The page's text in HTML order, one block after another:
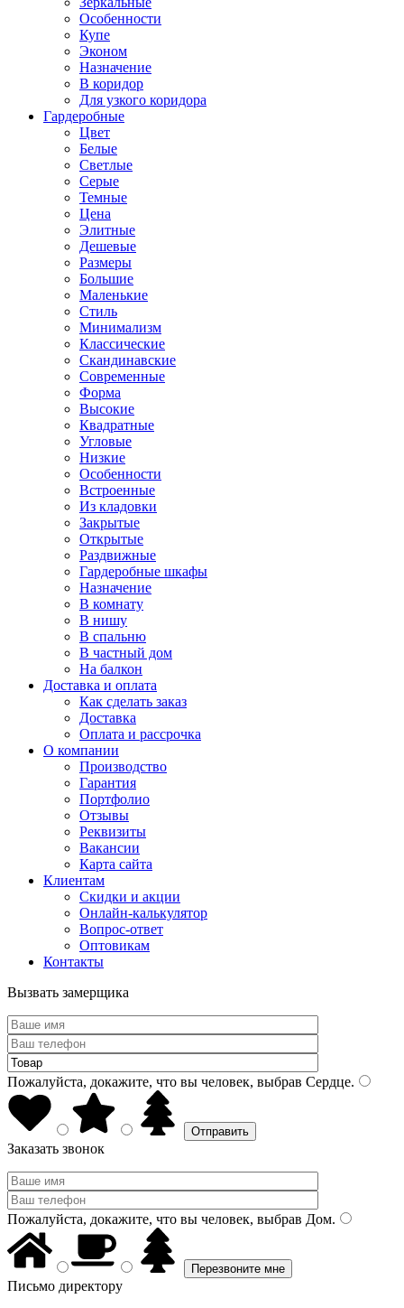
Особенности
Купе
Эконом
Назначение
В коридор
Для узкого коридора
Гардеробные
Цвет
Белые
Светлые
Серые
Темные
Цена
Элитные
Дешевые
Размеры
Большие
Маленькие
Стиль
Минимализм
Классические
Скандинавские
Современные
Форма
Высокие
Квадратные
Угловые
Низкие
Особенности
Встроенные
Из кладовки
Закрытые
Открытые
Раздвижные
Гардеробные шкафы
Назначение
В комнату
В нишу
В спальню
В частный дом
На балкон
Доставка и оплата
Как сделать заказ
Доставка
Оплата и рассрочка
О компании
Производство
Гарантия
Портфолио
Отзывы
Реквизиты
Вакансии
Карта сайта
Клиентам
Скидки и акции
Онлайн-калькулятор
Вопрос-ответ
Оптовикам
Контакты
Вызвать замерщика
Пожалуйста, докажите, что вы человек, выбрав Сердце.
Заказать звонок
Пожалуйста, докажите, что вы человек, выбрав Дом.
Письмо директору